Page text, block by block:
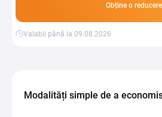
Obține o reducere
Valabil până la 09.08.2026
Modalități simple de a